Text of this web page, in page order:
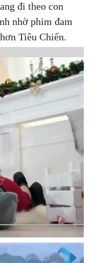
đi theo con
nhờ phim đam
Tiêu Chiến.